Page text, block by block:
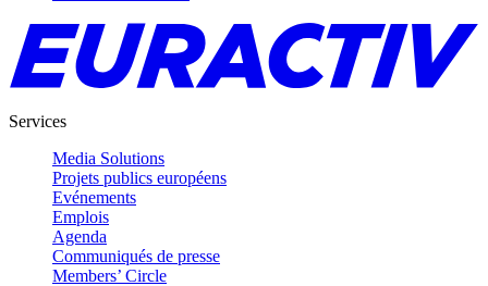
Services
Media Solutions
Projets publics européens
Evénements
Emplois
Agenda
Communiqués de presse
Members’ Circle